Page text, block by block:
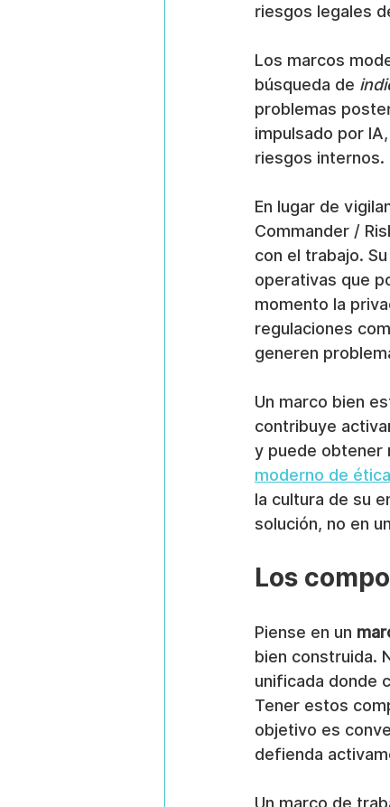
riesgos legales
Los marcos
búsqueda de
problemas
impulsado por
riesgos internos.
En lugar de
Commander /
con el trabajo.
operativas que
momento la
regulaciones
generen
Un marco bien
contribuye
y puede obtener
moderno de
la cultura de su
solución, no en
Los
Piense en un
bien construida.
unificada donde
Tener estos
objetivo es
defienda
Un marco de